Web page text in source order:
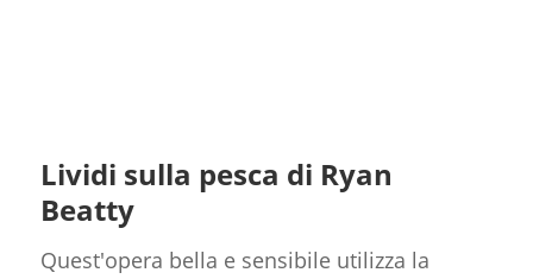
Lividi sulla pesca di Ryan
Beatty
Quest'opera bella e sensibile utilizza la